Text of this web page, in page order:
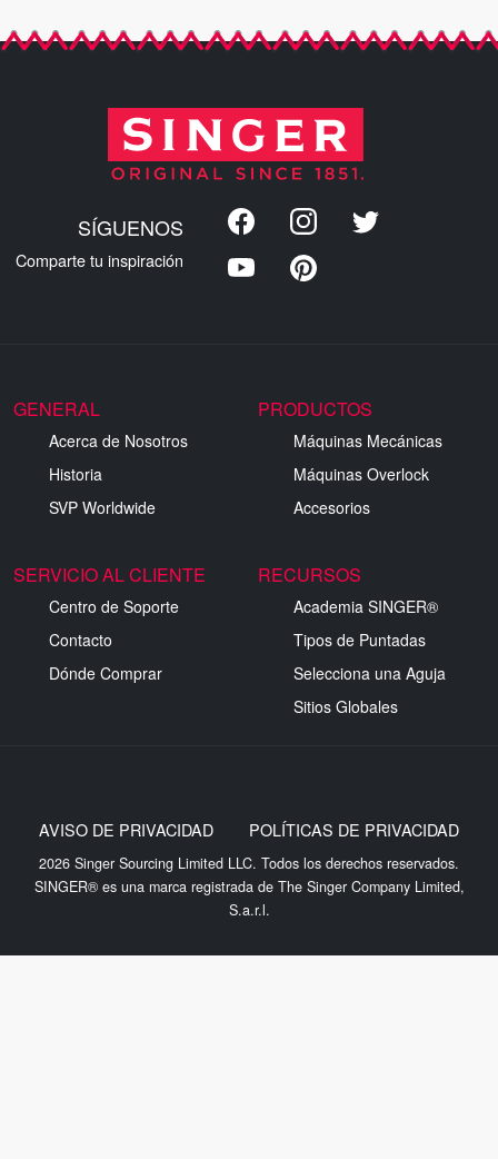
SÍGUENOS
Comparte tu inspiración
GENERAL
Acerca de Nosotros
Historia
SVP Worldwide
PRODUCTOS
Máquinas Mecánicas
Máquinas Overlock
Accesorios
SERVICIO AL CLIENTE
Centro de Soporte
Contacto
Dónde Comprar
RECURSOS
Academia SINGER®
Tipos de Puntadas
Selecciona una Aguja
Sitios Globales
2026 Singer Sourcing Limited LLC. Todos los derechos reservados.
SINGER® es una marca registrada de The Singer Company Limited,
S.a.r.l.
AVISO DE PRIVACIDAD POLÍTICAS DE PRIVACIDAD